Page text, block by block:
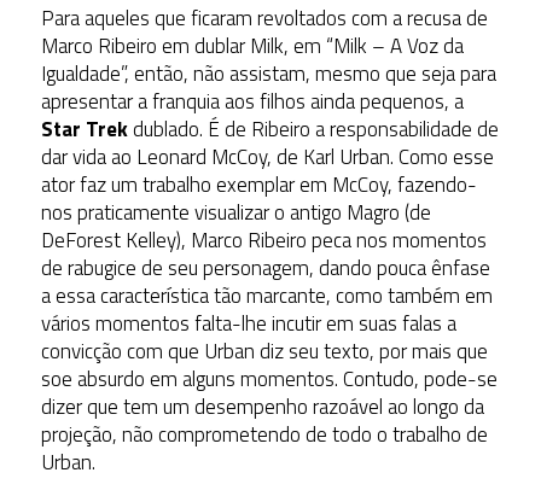
Para aqueles que ficaram revoltados com a recusa de
Marco Ribeiro em dublar Milk, em “Milk – A Voz da
Igualdade”, então, não assistam, mesmo que seja para
apresentar a franquia aos filhos ainda pequenos, a
Star Trekdublado. É de Ribeiro a responsabilidade de
dar vida ao Leonard McCoy, de Karl Urban. Como esse
ator faz um trabalho exemplar em McCoy, fazendo-
nos praticamente visualizar o antigo Magro (de
DeForest Kelley), Marco Ribeiro peca nos momentos
de rabugice de seu personagem, dando pouca ênfase
a essa característica tão marcante, como também em
vários momentos falta-lhe incutir em suas falas a
convicção com que Urban diz seu texto, por mais que
soe absurdo em alguns momentos. Contudo, pode-se
dizer que tem um desempenho razoável ao longo da
projeção, não comprometendo de todo o trabalho de
Urban.